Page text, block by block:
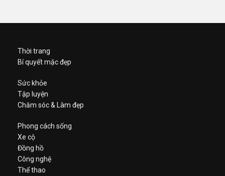
Thời trang
Bí quyết mặc đẹp
Sức khỏe
Tập luyện
Chăm sóc & Làm đẹp
Phong cách sống
Xe cộ
Đồng hồ
Công nghệ
Thể thao